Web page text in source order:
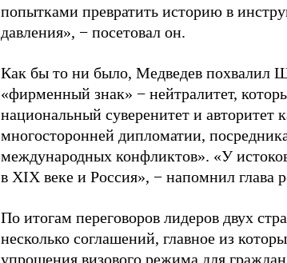
попытками превратить историю в
давления», − посетовал он.
Как бы то ни было, Медведев похвалил
«фирменный знак» − нейтралитет,
национальный суверенитет и авторитет
многосторонней дипломатии,
международных конфликтов». «У
в XIX веке и Россия», − напомнил глава
По итогам переговоров лидеров двух
несколько соглашений, главное из
упрощения визового режима для